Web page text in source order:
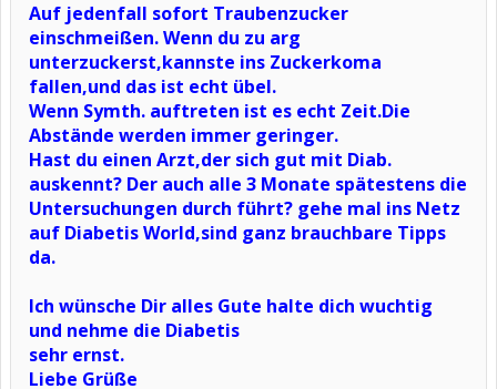
Auf jedenfall sofort Traubenzucker
einschmeißen. Wenn du zu arg
unterzuckerst,kannste ins Zuckerkoma
fallen,und das ist echt übel.
Wenn Symth. auftreten ist es echt Zeit.Die
Abstände werden immer geringer.
Hast du einen Arzt,der sich gut mit Diab.
auskennt? Der auch alle 3 Monate spätestens die
Untersuchungen durch führt? gehe mal ins Netz
auf Diabetis World,sind ganz brauchbare Tipps
da.
Ich wünsche Dir alles Gute halte dich wuchtig
und nehme die Diabetis
sehr ernst.
Liebe Grüße